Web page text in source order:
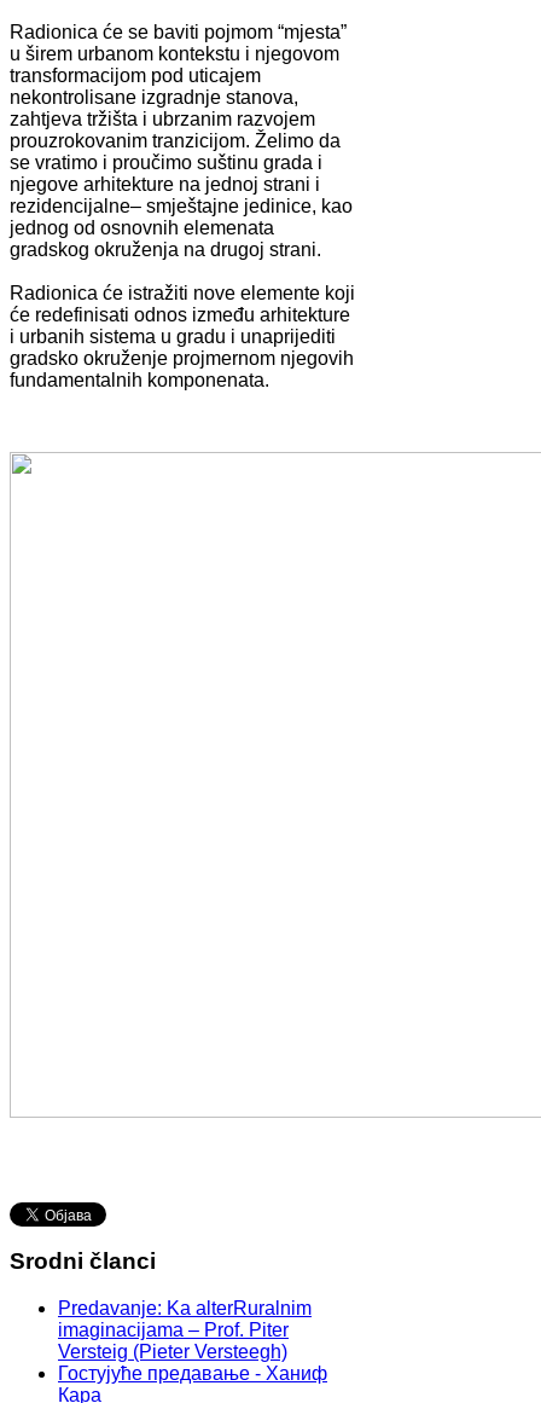
Radionica će se baviti pojmom “mjesta”
u širem urbanom kontekstu i njegovom
transformacijom pod uticajem
nekontrolisane izgradnje stanova,
zahtjeva tržišta i ubrzanim razvojem
prouzrokovanim tranzicijom. Želimo da
se vratimo i proučimo suštinu grada i
njegove arhitekture na jednoj strani i
rezidencijalne– smještajne jedinice, kao
jednog od osnovnih elemenata
gradskog okruženja na drugoj strani.
Radionica će istražiti nove elemente koji
će redefinisati odnos između arhitekture
i urbanih sistema u gradu i unaprijediti
gradsko okruženje projmernom njegovih
fundamentalnih komponenata.
Srodni članci
Predavanje: Ka alterRuralnim
imaginacijama – Prof. Piter
Versteig (Pieter Versteegh)
Гостујуће предавање - Ханиф
Кара